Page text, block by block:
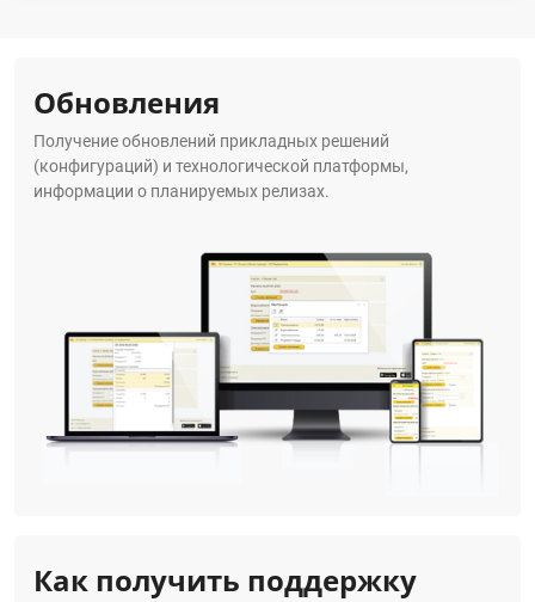
Обновления
Получение обновлений прикладных решений
(конфигураций) и технологической платформы,
информации о планируемых релизах.
Как получить поддержку